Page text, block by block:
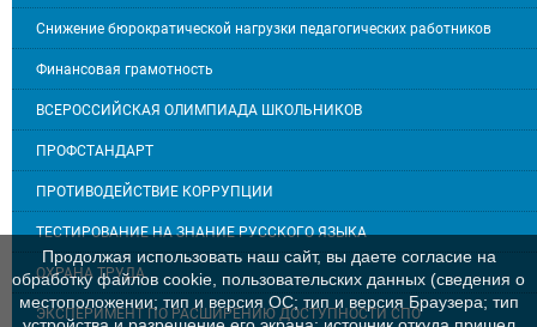
Снижение бюрократической нагрузки педагогических работников
Финансовая грамотность
ВСЕРОССИЙСКАЯ ОЛИМПИАДА ШКОЛЬНИКОВ
ПРОФСТАНДАРТ
ПРОТИВОДЕЙСТВИЕ КОРРУПЦИИ
ТЕСТИРОВАНИЕ НА ЗНАНИЕ РУССКОГО ЯЗЫКА
ОХРАНА ТРУДА
ЭКСПЕРИМЕНТ ПО РАСШИРЕНИЮ ДОСТУПНОСТИ СПО
Продолжая использовать наш сайт, вы даете согласие на
обработку файлов cookie, пользовательских данных (сведения о
местоположении; тип и версия ОС; тип и версия Браузера; тип